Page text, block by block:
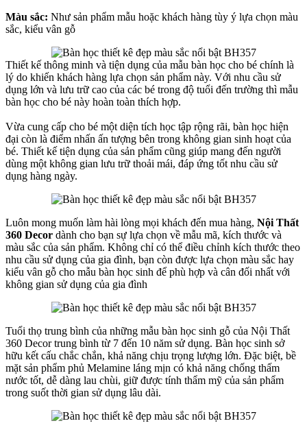
Màu sắc: Như sản phẩm mẫu hoặc khách hàng tùy ý lựa chọn màu
sắc, kiểu vân gỗ
Thiết kế thông minh và tiện dụng của mẫu bàn học cho bé chính là
lý do khiến khách hàng lựa chọn sản phẩm này. Với nhu cầu sử
dụng lớn và lưu trữ cao của các bé trong độ tuổi đến trường thì mẫu
bàn học cho bé này hoàn toàn thích hợp.
Vừa cung cấp cho bé một diện tích học tập rộng rãi, bàn học hiện
đại còn là điểm nhấn ấn tượng bên trong không gian sinh hoạt của
bé. Thiết kế tiện dụng của sản phẩm cũng giúp mang đến người
dùng một không gian lưu trữ thoải mái, đáp ứng tốt nhu cầu sử
dụng hàng ngày.
Luôn mong muốn làm hài lòng mọi khách đến mua hàng, Nội Thất
360 Decor dành cho bạn sự lựa chọn về mẫu mã, kích thước và
màu sắc của sản phẩm. Không chỉ có thể điều chỉnh kích thước theo
nhu cầu sử dụng của gia đình, bạn còn được lựa chọn màu sắc hay
kiểu vân gỗ cho mẫu bàn học sinh để phù hợp và cân đối nhất với
không gian sử dụng của gia đình
Tuổi thọ trung bình của những mẫu bàn học sinh gỗ của Nội Thất
360 Decor trung bình từ 7 đến 10 năm sử dụng. Bàn học sinh sở
hữu kết cấu chắc chắn, khả năng chịu trọng lượng lớn. Đặc biệt, bề
mặt sản phẩm phủ Melamine láng mịn có khả năng chống thấm
nước tốt, dễ dàng lau chùi, giữ được tính thẩm mỹ của sản phẩm
trong suốt thời gian sử dụng lâu dài.